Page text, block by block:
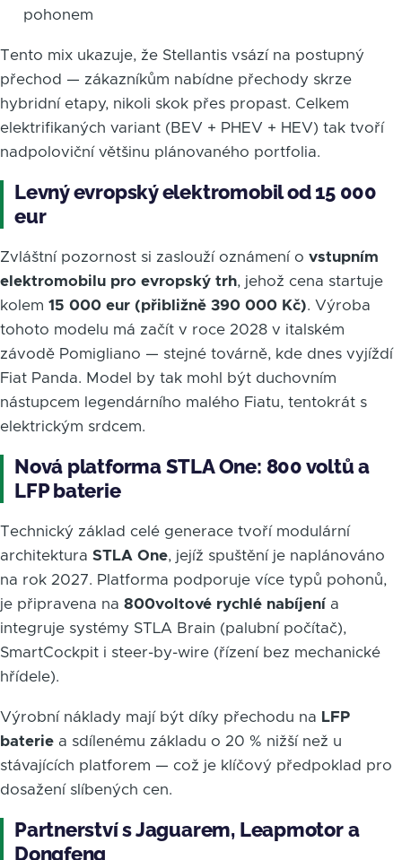
pohonem
Tento mix ukazuje, že Stellantis vsází na postupný
přechod — zákazníkům nabídne přechody skrze
hybridní etapy, nikoli skok přes propast. Celkem
elektrifikaných variant (BEV + PHEV + HEV) tak tvoří
nadpoloviční většinu plánovaného portfolia.
Levný evropský elektromobil od 15 000
eur
Zvláštní pozornost si zaslouží oznámení o vstupním
elektromobilu pro evropský trh, jehož cena startuje
kolem 15 000 eur (přibližně 390 000 Kč). Výroba
tohoto modelu má začít v roce 2028 v italském
závodě Pomigliano — stejné továrně, kde dnes vyjíždí
Fiat Panda. Model by tak mohl být duchovním
nástupcem legendárního malého Fiatu, tentokrát s
elektrickým srdcem.
Nová platforma STLA One: 800 voltů a
LFP baterie
Technický základ celé generace tvoří modulární
architektura STLA One, jejíž spuštění je naplánováno
na rok 2027. Platforma podporuje více typů pohonů,
je připravena na 800voltové rychlé nabíjení a
integruje systémy STLA Brain (palubní počítač),
SmartCockpit i steer-by-wire (řízení bez mechanické
hřídele).
Výrobní náklady mají být díky přechodu na LFP
baterie a sdílenému základu o 20 % nižší než u
stávajících platforem — což je klíčový předpoklad pro
dosažení slíbených cen.
Partnerství s Jaguarem, Leapmotor a
Dongfeng